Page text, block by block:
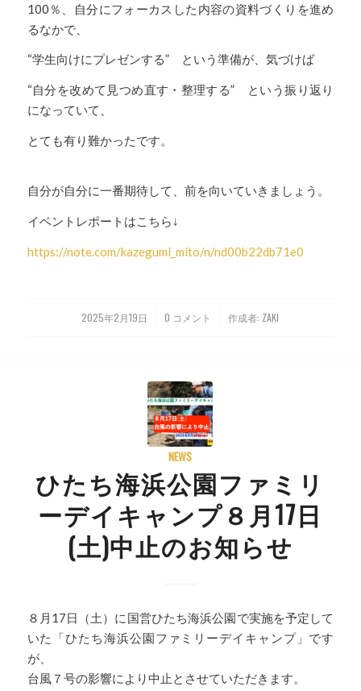
100％、自分にフォーカスした内容の資料づくりを進め
るなかで、
“学生向けにプレゼンする” という準備が、気づけば
“自分を改めて見つめ直す・整理する” という振り返り
になっていて、
とても有り難かったです。
自分が自分に一番期待して、前を向いていきましょう。
イベントレポートはこちら↓
https://note.com/kazegumi_mito/n/nd00b22db71e0
2025年2月19日
/ 0 コメント
/ 作成者: ZAKI
NEWS
ひたち海浜公園ファミリ
ーデイキャンプ８月17日
(土)中止のお知らせ
８月17日（土）に国営ひたち海浜公園で実施を予定して
いた「ひたち海浜公園ファミリーデイキャンプ」です
が、
台風７号の影響により中止とさせていただきます。